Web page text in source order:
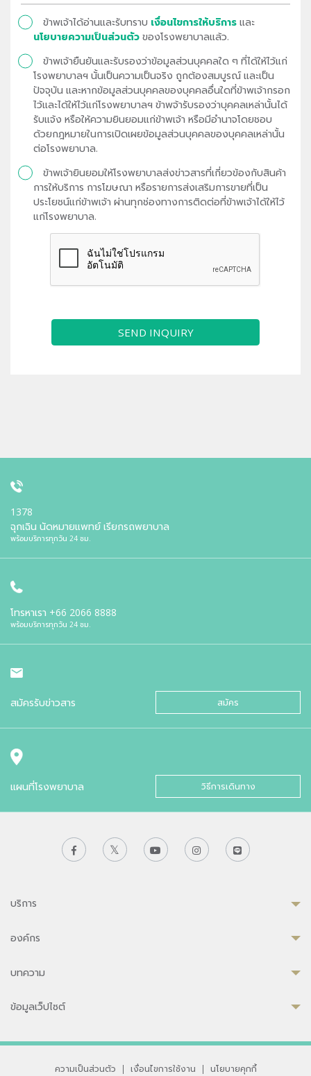
ข้าพเจ้าได้อ่านและรับทราบ เงื่อนไขการให้บริการ และ
นโยบายความเป็นส่วนตัว ของโรงพยาบาลแล้ว.
ข้าพเจ้ายืนยันและรับรองว่าข้อมูลส่วนบุคคลใด ๆ ที่ได้ให้ไว้แก่
โรงพยาบาลฯ นั้นเป็นความเป็นจริง ถูกต้องสมบูรณ์ และเป็น
ปัจจุบัน และหากข้อมูลส่วนบุคคลของบุคคลอื่นใดที่ข้าพเจ้ากรอก
ไว้และได้ให้ไว้แก่โรงพยาบาลฯ ข้าพจ้ารับรองว่าบุคคลเหล่านั้นได้
รับแจ้ง หรือให้ความยินยอมแก่ข้าพเจ้า หรือมีอำนาจโดยชอบ
ด้วยกฎหมายในการเปิดเผยข้อมูลส่วนบุคคลของบุคคลเหล่านั้น
ต่อโรงพยาบาล.
ข้าพเจ้ายินยอมให้โรงพยาบาลส่งข่าวสารที่เกี่ยวข้องกับสินค้า
การให้บริการ การโฆษณา หรือรายการส่งเสริมการขายที่เป็น
ประโยชน์แก่ข้าพเจ้า ผ่านทุกช่องทางการติดต่อที่ข้าพเจ้าได้ให้ไว้
แก่โรงพยาบาล.
SEND INQUIRY
1378
ฉุกเฉิน นัดหมายแพทย์ เรียกรถพยาบาล
พร้อมบริการทุกวัน 24 ชม.
โทรหาเรา +66 2066 8888
พร้อมบริการทุกวัน 24 ชม.
สมัครรับข่าวสาร สมัคร
แผนที่โรงพยาบาล วิธีการเดินทาง
บริการ
องค์กร
บทความ
ข้อมูลเว็ปไซต์
ความเป็นส่วนตัว | เงื่อนไขการใช้งาน | นโยบายคุกกี้